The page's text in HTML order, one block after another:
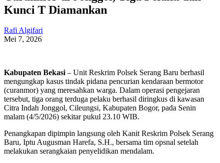
Kunci T Diamankan
Rafi Algifari
Mei 7, 2026
Kabupaten Bekasi– Unit Reskrim Polsek Serang Baru berhasil
mengungkap kasus tindak pidana pencurian kendaraan bermotor
(curanmor) yang meresahkan warga. Dalam operasi pengejaran
tersebut, tiga orang terduga pelaku berhasil diringkus di kawasan
Citra Indah Jonggol, Cileungsi, Kabupaten Bogor, pada Senin
malam (4/5/2026) sekitar pukul 23.10 WIB.
Penangkapan dipimpin langsung oleh Kanit Reskrim Polsek Serang
Baru, Iptu Augusman Harefa, S.H., bersama tim opsnal setelah
melakukan serangkaian penyelidikan mendalam.